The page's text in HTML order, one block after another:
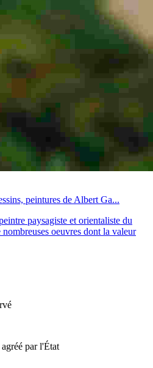
peintures de Albert Ga...
paysagiste et orientaliste du
oeuvres dont la valeur
par l'État